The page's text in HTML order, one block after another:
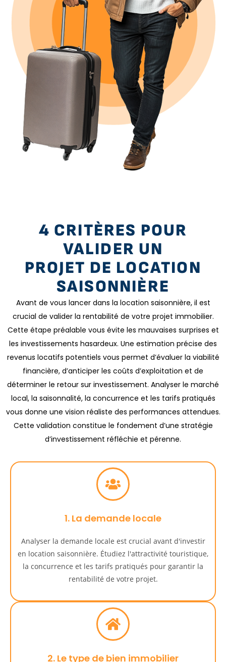
4 CRITÈRES POUR
VALIDER UN
PROJET DE LOCATION
SAISONNIÈRE
Avant de vous lancer dans la location saisonnière, il est
crucial de valider la rentabilité de votre projet immobilier.
Cette étape préalable vous évite les mauvaises surprises et
les investissements hasardeux. Une estimation précise des
revenus locatifs potentiels vous permet d’évaluer la viabilité
financière, d’anticiper les coûts d’exploitation et de
déterminer le retour sur investissement. Analyser le marché
local, la saisonnalité, la concurrence et les tarifs pratiqués
vous donne une vision réaliste des performances attendues.
Cette validation constitue le fondement d’une stratégie
d’investissement réfléchie et pérenne.
1. La demande locale
Analyser la demande locale est crucial avant d'investir
en location saisonnière. Étudiez l'attractivité touristique,
la concurrence et les tarifs pratiqués pour garantir la
rentabilité de votre projet.
2. Le type de bien immobilier